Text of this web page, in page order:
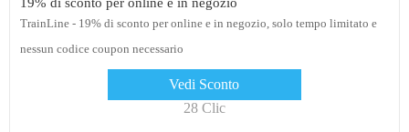
19% di sconto per online e in negozio
TrainLine - 19% di sconto per online e in negozio, solo tempo limitato e
nessun codice coupon necessario
Vedi Sconto
28 Clic